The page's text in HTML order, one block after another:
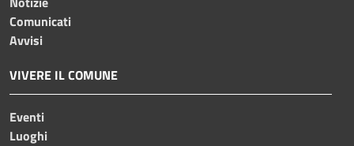
Comunicati
Avvisi
VIVERE IL COMUNE
Eventi
Luoghi